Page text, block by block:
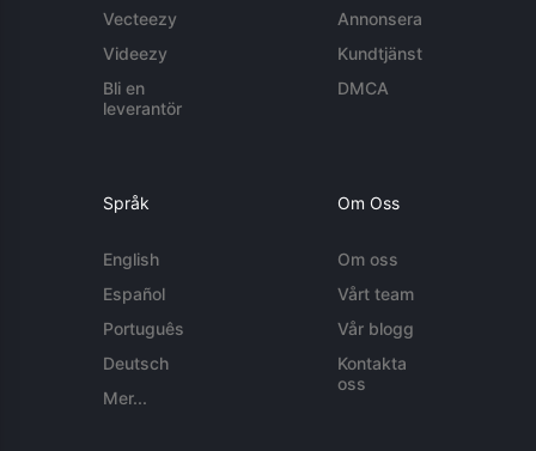
Vecteezy
Videezy
Bli en
leverantör
Annonsera
Kundtjänst
DMCA
Språk
English
Español
Português
Deutsch
Mer...
Om Oss
Om oss
Vårt team
Vår blogg
Kontakta
oss